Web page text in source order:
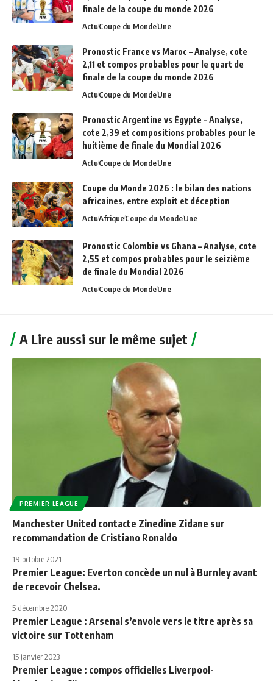
finale de la coupe du monde 2026
ActuCoupe du MondeUne
Pronostic France vs Maroc – Analyse, cote
2,11 et compos probables pour le quart de
finale de la coupe du monde 2026
ActuCoupe du MondeUne
Pronostic Argentine vs Égypte – Analyse,
cote 2,39 et compositions probables pour le
huitième de finale du Mondial 2026
ActuCoupe du MondeUne
Coupe du Monde 2026 : le bilan des nations
africaines, entre exploit et déception
ActuAfriqueCoupe du MondeUne
Pronostic Colombie vs Ghana – Analyse, cote
2,55 et compos probables pour le seizième
de finale du Mondial 2026
ActuCoupe du MondeUne
A Lire aussi sur le même sujet
PREMIER LEAGUE
Manchester United contacte Zinedine Zidane sur
recommandation de Cristiano Ronaldo
19 octobre 2021
Premier League: Everton concède un nul à Burnley avant
de recevoir Chelsea.
5 décembre 2020
Premier League : Arsenal s’envole vers le titre après sa
victoire sur Tottenham
15 janvier 2023
Premier League : compos officielles Liverpool-